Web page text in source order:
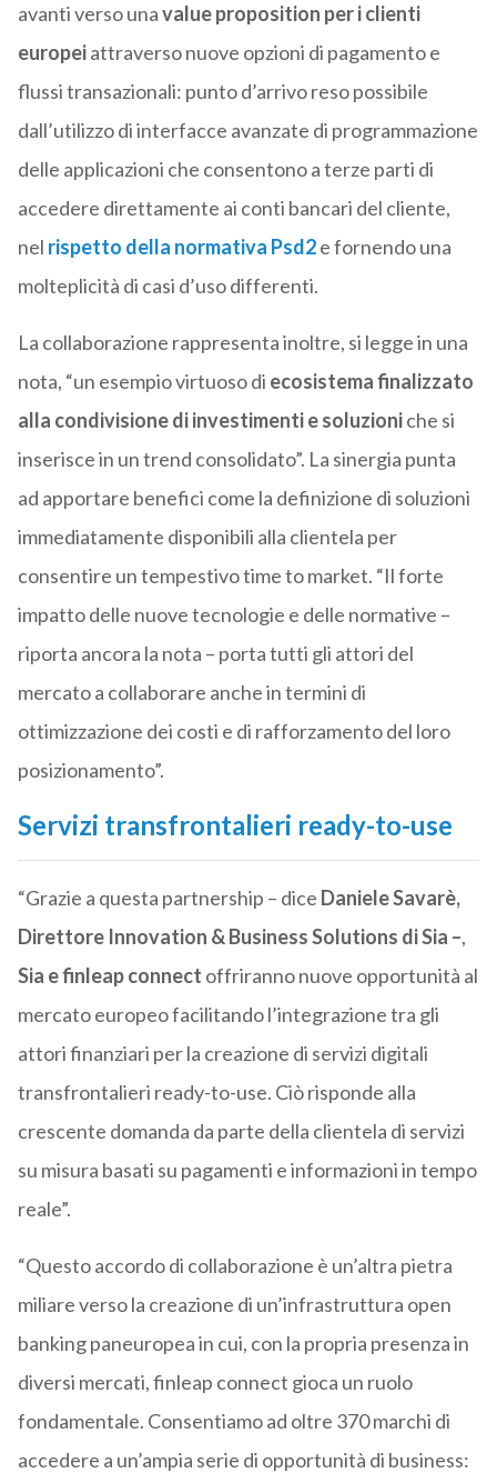
avanti verso unavalue proposition per i clienti
europeiattraverso nuove opzioni di pagamento e
flussi transazionali: punto d’arrivo reso possibile
dall’utilizzo di interfacce avanzate di programmazione
delle applicazioni che consentono a terze parti di
accedere direttamente ai conti bancari del cliente,
nel rispetto della normativa Psd2e fornendo una
molteplicità di casi d’uso differenti.
La collaborazione rappresenta inoltre, si legge in una
nota, “un esempio virtuoso di ecosistema finalizzato
alla condivisione di investimenti e soluzioniche si
inserisce in un trend consolidato”. La sinergia punta
ad apportare benefici come la definizione di soluzioni
immediatamente disponibili alla clientela per
consentire un tempestivo time to market. “Il forte
impatto delle nuove tecnologie e delle normative –
riporta ancora la nota – porta tutti gli attori del
mercato a collaborare anche in termini di
ottimizzazione dei costi e di rafforzamento del loro
posizionamento”.
Servizi transfrontalieri ready-to-use
“Grazie a questa partnership – dice Daniele Savarè,
Direttore Innovation & Business Solutions di Sia –,
Sia e finleap connect offriranno nuove opportunità al
mercato europeo facilitando l’integrazione tra gli
attori finanziari per la creazione di servizi digitali
transfrontalieri ready-to-use. Ciò risponde alla
crescente domanda da parte della clientela di servizi
su misura basati su pagamenti e informazioni in tempo
reale”.
“Questo accordo di collaborazione è un’altra pietra
miliare verso la creazione di un’infrastruttura open
banking paneuropea in cui, con la propria presenza in
diversi mercati, finleap connect gioca un ruolo
fondamentale. Consentiamo ad oltre 370 marchi di
accedere a un’ampia serie di opportunità di business: